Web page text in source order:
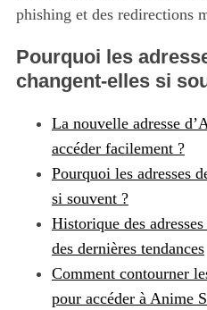
phishing et des redirections
Pourquoi les
changent-elles si
La nouvelle adresse
accéder facilement ?
Pourquoi les adresses
si souvent ?
Historique des
des dernières tendances
Comment contourner
pour accéder à Anime